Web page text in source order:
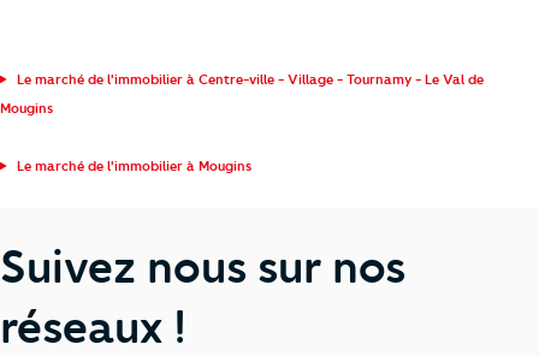
Le marché de l'immobilier à Centre-ville - Village - Tournamy - Le Val de
Mougins
Le marché de l'immobilier à Mougins
Suivez nous sur nos
réseaux !